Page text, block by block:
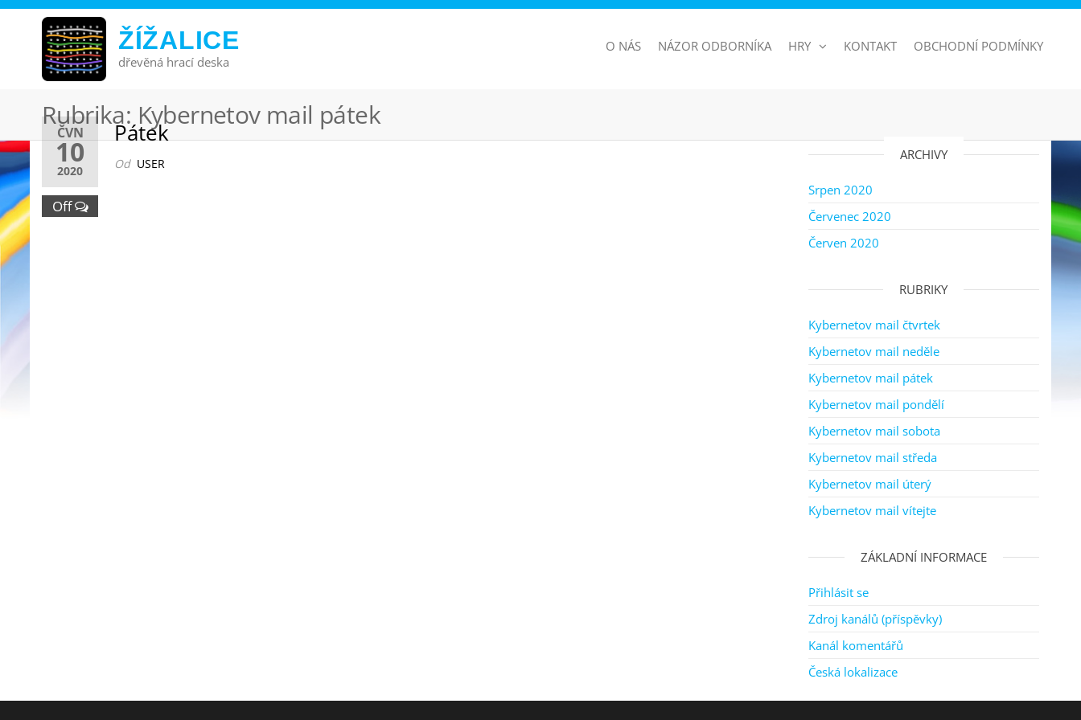
ŽÍŽALICE
dřevěná hrací deska
O NÁS NÁZOR ODBORNÍKA HRY KONTAKT OBCHODNÍ PODMÍNKY
Rubrika: Kybernetov mail pátek
ČVN
10
2020
Off
Pátek
Od USER
ARCHIVY
Srpen 2020
Červenec 2020
Červen 2020
RUBRIKY
Kybernetov mail čtvrtek
Kybernetov mail neděle
Kybernetov mail pátek
Kybernetov mail pondělí
Kybernetov mail sobota
Kybernetov mail středa
Kybernetov mail úterý
Kybernetov mail vítejte
ZÁKLADNÍ INFORMACE
Přihlásit se
Zdroj kanálů (příspěvky)
Kanál komentářů
Česká lokalizace